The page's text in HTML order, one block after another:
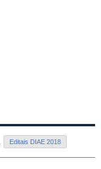
Editais DIAE 2018